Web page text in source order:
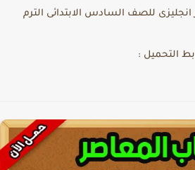
للصف السادس الابتدائى الترم
: